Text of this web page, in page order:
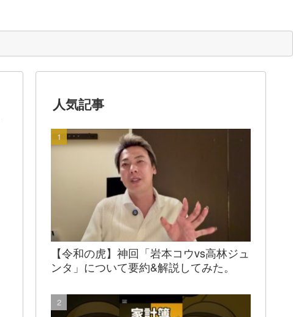
人気記事
【令和の虎】神回「岩本コウvs高林ジュ
ンタ」について要約&解説してみた。